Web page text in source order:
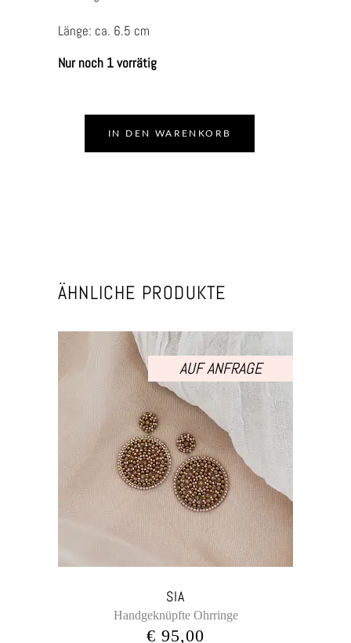
Länge: ca. 6.5 cm
Nur noch 1 vorrätig
IN DEN WARENKORB
ÄHNLICHE PRODUKTE
AUF ANFRAGE
SIA
Handgeknüpfte Ohrringe
€ 95,00